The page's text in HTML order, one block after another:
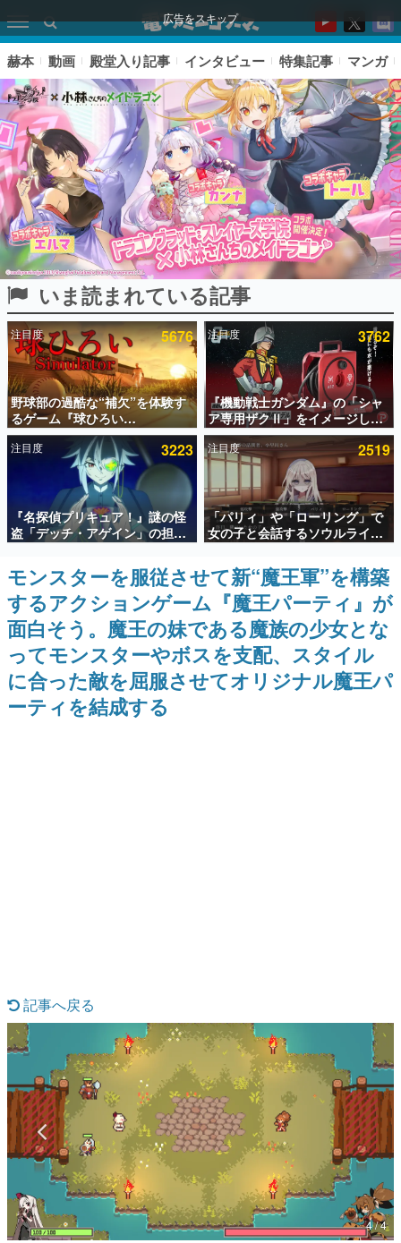
広告をスキップ
ピックアップ
電ファミのいま読まれている記事ランキング
アプリセール情報
インタビュー
連載・特集一覧
殿堂入り記事
SNS拡散数が数千以上！ ページビュー数万以上！ などな
ど。多くの人々に読まれた、電ファミ渾身の“殿堂入り”記
事をまとめました。
ゲームの企画書
名作ゲームクリエイターの方々に製作時のエピソードをお
聞きし、ヒットする企画（ゲーム）とは何か？を探ってい
きます。
赫本
この物語を解いてはいけない。『赫本』は、〈試験問題〉
の形をした短編ホラー小説集です。
新世代に訊く
具体的な形から解き明かしていく、硬派で骨太な評論連載
です。
ゲームが変えた日本語
「経験値」「裏技」「ラスボス」… ゲームにまつわる言葉
の起源や用法の変遷を、コンピューター文化史研究家・タ
イニーP氏が徹底調査。
カテゴリ
特集記事
マンガ
赫本 動画 殿堂入り記事 インタビュー 特集記事 マンガ
いま読まれている記事
注目度 5676
野球部の過酷な“補欠”を体験す
るゲーム『球ひろい
Simulator』が「1件」のウィッ
シュリストをもとにチェコ語に
対応しSNSで話題に。『キング
ダム・カム』開発元やチェコの
プロ野球選手から称賛の声
注目度 3762
『機動戦士ガンダム』の「シャ
ア専用ザクⅡ」をイメージした
散水ホースリールが予約開始。
本体にはシャアのパーソナルマ
ークやジオン公国軍のエンブレ
ム、型式番号などを配置
注目度 3223
『名探偵プリキュア！』謎の怪
盗「デッチ・アゲイン」の担当
キャストは天﨑滉平さんと判
明。『Re:ゼロから始める異世
界生活』オットー役、『ヒプノ
シスマイク』山田三郎役など
注目度 2519
「パリィ」や「ローリング」で
女の子と会話するソウルライク
恋愛ゲーム『小早川さんはソウ
ルライク』無料公開。返事に失
敗すると「YOU DIED」
モンスターを服従させて新“魔王軍”を構築
するアクションゲーム『魔王パーティ』が
面白そう。魔王の妹である魔族の少女とな
ってモンスターやボスを支配、スタイル
に合った敵を屈服させてオリジナル魔王パ
ーティを結成する
記事へ戻る
4 / 4